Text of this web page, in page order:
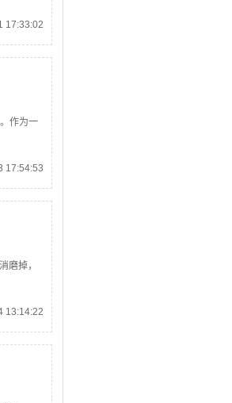
17:33:02
作为一
17:54:53
磨掉，
13:14:22